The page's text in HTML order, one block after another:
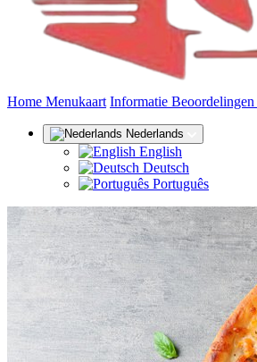
Home (huidige)
Menukaart Informatie Beoordelingen
Nederlands
English
Deutsch
Português